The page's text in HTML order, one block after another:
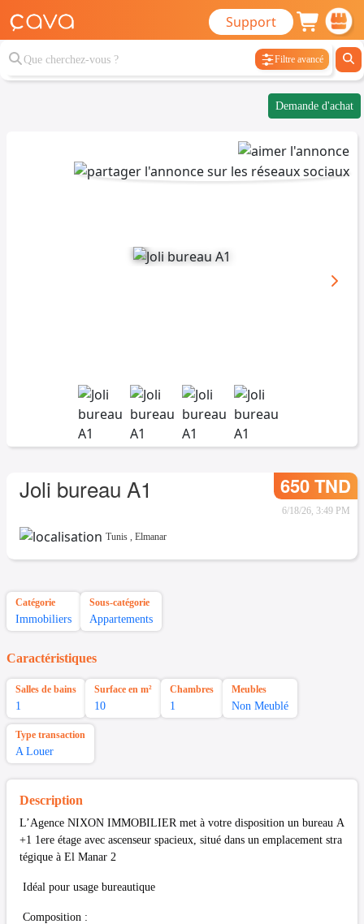
Support
Filtre avancé
Demande d'achat
Joli bureau A1 650 TND
6/18/26, 3:49 PM
Tunis , Elmanar
Catégorie
Immobiliers
Sous-catégorie
Appartements
Caractéristiques
Salles de bains
1
Surface en m²
10
Chambres
1
Meubles
Non Meublé
Type transaction
A Louer
Description
L’Agence NIXON IMMOBILIER met à votre disposition un bureau A
+1 1ere étage avec ascenseur spacieux, situé dans un emplacement stra
tégique à El Manar 2
Idéal pour usage bureautique
Composition :